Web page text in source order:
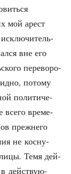
мой арест
вне его
пере­во­ро­
пото­му
поли­ти­че­
все­го вре­ме­
преж­не­го
не кос­ну­
Темя дей­
в дей­ству­ю­